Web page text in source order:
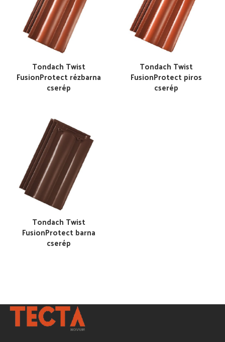
Tondach Twist
FusionProtect rézbarna
cserép
Tondach Twist
FusionProtect piros
cserép
Tondach Twist
FusionProtect barna
cserép